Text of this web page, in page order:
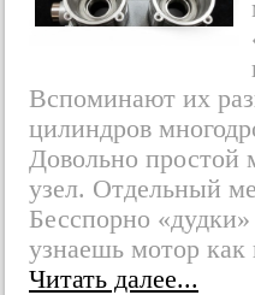
Вспоминают их
цилиндров
Довольно простой
узел. Отдельный
Бесспорно
узнаешь мотор как
Читать далее...